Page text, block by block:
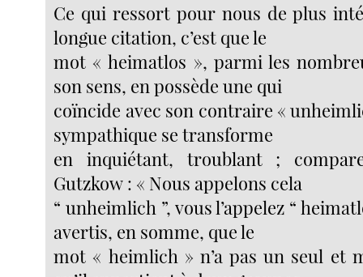
Ce qui ressort pour nous de plus
longue citation, c’est que le
mot « heimatlos », parmi les
son sens, en possède une qui
coïncide avec son contraire «
sympathique se transforme
en inquiétant, troublant ;
Gutzkow : « Nous appelons cela
“ unheimlich ”, vous l’appelez “
avertis, en somme, que le
mot « heimlich » n’a pas un seul et